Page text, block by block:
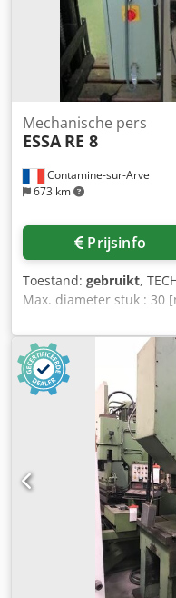
Contamine-sur-Arve
673 km
Mechanische pers
ESSA RE 8
Prijsinfo
Toestand: gebruikt,
Max. diameter stuk : 30
Slag per minuut : 150
tussen staanders : 230
slede : 148 [mm] -